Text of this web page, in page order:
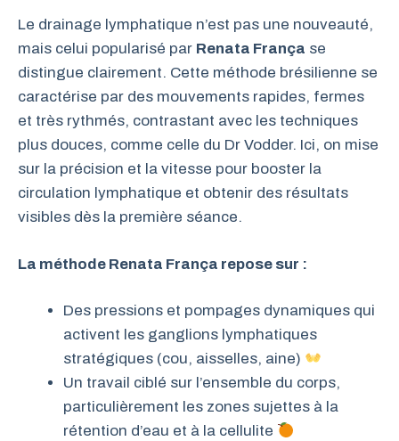
Le drainage lymphatique n’est pas une nouveauté,
mais celui popularisé par Renata França se
distingue clairement. Cette méthode brésilienne se
caractérise par des mouvements rapides, fermes
et très rythmés, contrastant avec les techniques
plus douces, comme celle du Dr Vodder. Ici, on mise
sur la précision et la vitesse pour booster la
circulation lymphatique et obtenir des résultats
visibles dès la première séance.
La méthode Renata França repose sur :
Des pressions et pompages dynamiques qui
activent les ganglions lymphatiques
stratégiques (cou, aisselles, aine)
Un travail ciblé sur l’ensemble du corps,
particulièrement les zones sujettes à la
rétention d’eau et à la cellulite